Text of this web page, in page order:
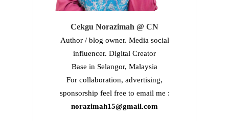
Cekgu Norazimah @ CN
Author / blog owner. Media social
influencer. Digital Creator
Base in Selangor, Malaysia
For collaboration, advertising,
sponsorship feel free to email me :
norazimah15@gmail.com